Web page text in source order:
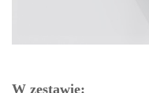
W zestawie: